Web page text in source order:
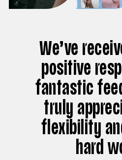
We’ve
positive
fantastic
truly
flexibility
hard